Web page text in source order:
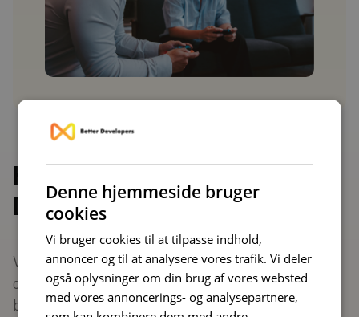
Hvorfor vælge Better
Developers?
Vi ved godt, at det kræver mere end spændende
opgaver for at skabe en attraktiv karriere i tech-
branchen. Derfor får du:
Denne hjemmeside bruger
cookies
Vi bruger cookies til at tilpasse indhold,
annoncer og til at analysere vores trafik. Vi deler
også oplysninger om din brug af vores websted
med vores annoncerings- og analysepartnere,